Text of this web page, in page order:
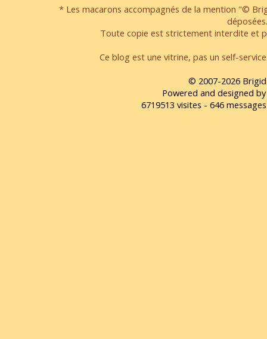
* Les macarons accompagnés de la mention "©
déposées.
Toute copie est strictement interdite et
Ce blog est une vitrine, pas un self-
© 2007-2026
Powered and designed
6719513 visites - 646